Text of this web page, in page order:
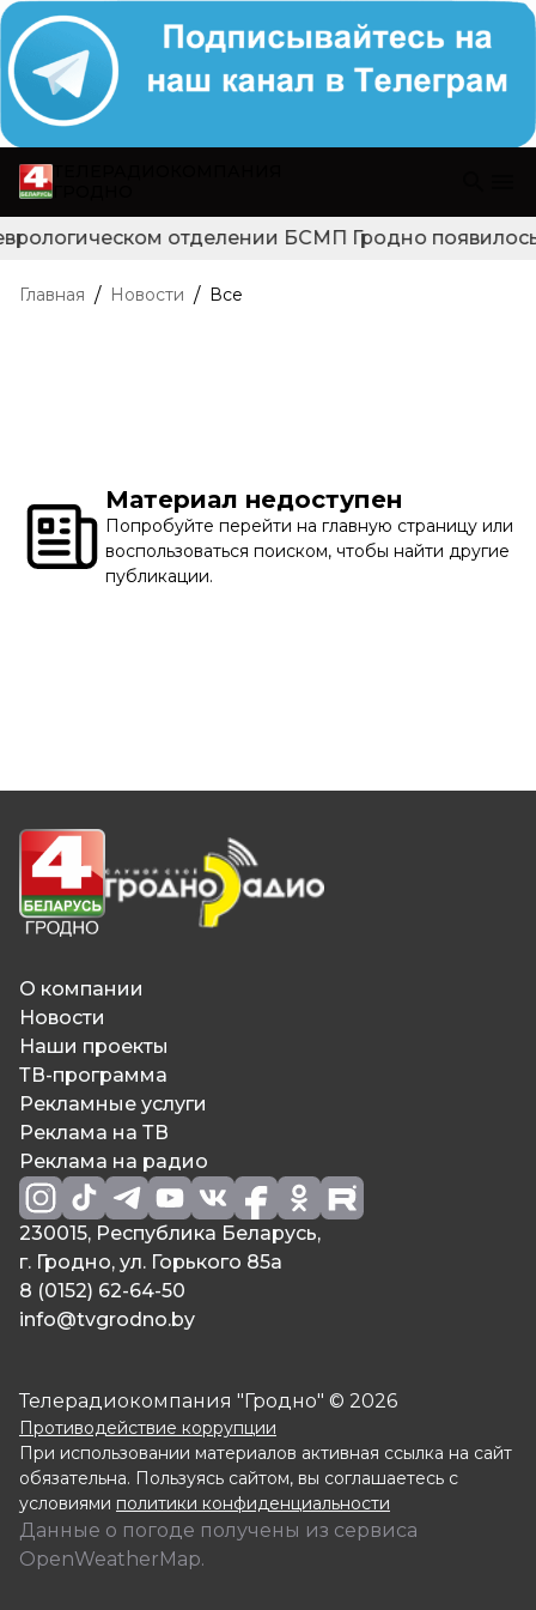
отделении БСМП Гродно
Главная / Новости / Все
Материал недоступен
Попробуйте перейти на главную страницу или
воспользоваться поиском, чтобы найти другие
публикации.
О компании
Новости
Наши проекты
ТВ-программа
Рекламные услуги
Реклама на ТВ
Реклама на радио
230015, Республика Беларусь,
г. Гродно, ул. Горького 85а
8 (0152) 62-64-50
info@tvgrodno.by
Телерадиокомпания "Гродно" © 2026
Противодействие коррупции
При использовании материалов активная ссылка на сайт
обязательна. Пользуясь сайтом, вы соглашаетесь с
условиями политики конфиденциальности
Данные о погоде получены из сервиса
OpenWeatherMap.